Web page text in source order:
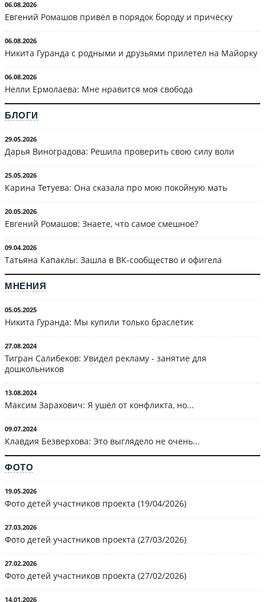
06.08.2026
Евгений Ромашов привёл в порядок бороду и причёску
06.08.2026
Никита Гуранда с родными и друзьями прилетел на Майорку
06.08.2026
Нелли Ермолаева: Мне нравится моя свобода
БЛОГИ
29.05.2026
Дарья Виноградова: Решила проверить свою силу воли
25.05.2026
Карина Тетуева: Она сказала про мою покойную мать
20.05.2026
Евгений Ромашов: Знаете, что самое смешное?
09.04.2026
Татьяна Капаклы: Зашла в ВК-сообщество и офигела
МНЕНИЯ
05.05.2025
Никита Гуранда: Мы купили только браслетик
27.08.2024
Тигран Салибеков: Увидел рекламу - занятие для
дошкольников
13.08.2024
Максим Зарахович: Я ушёл от конфликта, но...
09.07.2024
Клавдия Безверхова: Это выглядело не очень...
ФОТО
19.05.2026
Фото детей участников проекта (19/04/2026)
27.03.2026
Фото детей участников проекта (27/03/2026)
27.02.2026
Фото детей участников проекта (27/02/2026)
14.01.2026